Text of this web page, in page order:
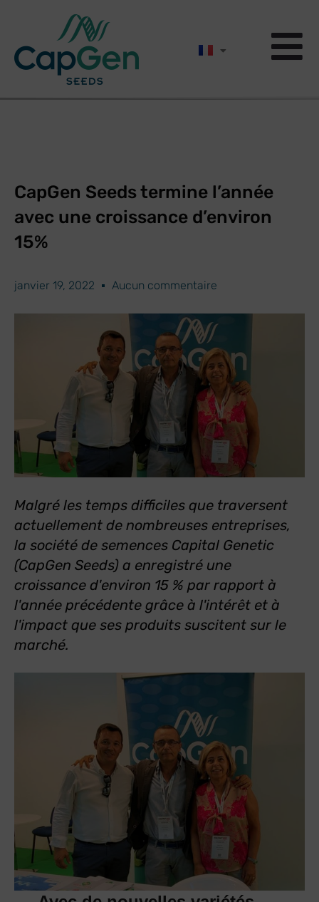
CapGen Seeds termine l’année
avec une croissance d’environ
15%
janvier 19, 2022 Aucun commentaire
Malgré les temps difficiles que traversent
actuellement de nombreuses entreprises,
la société de semences Capital Genetic
(CapGen Seeds) a enregistré une
croissance d'environ 15 % par rapport à
l'année précédente grâce à l'intérêt et à
l'impact que ses produits suscitent sur le
marché.